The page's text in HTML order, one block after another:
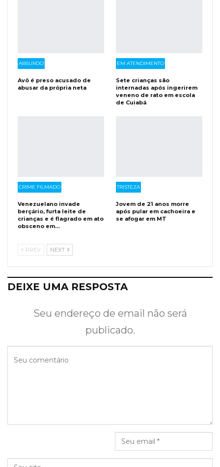
ABSURDO
Avô é preso acusado de
abusar da própria neta
EM ATENDIMENTO
Sete crianças são
internadas após ingerirem
veneno de rato em escola
de Cuiabá
CRIME FILMADO
Venezuelano invade
berçário, furta leite de
crianças e é flagrado em ato
obsceno em…
TRISTEZA
Jovem de 21 anos morre
após pular em cachoeira e
se afogar em MT
PREV NEXT
DEIXE UMA RESPOSTA
Seu endereço de email não será
publicado.